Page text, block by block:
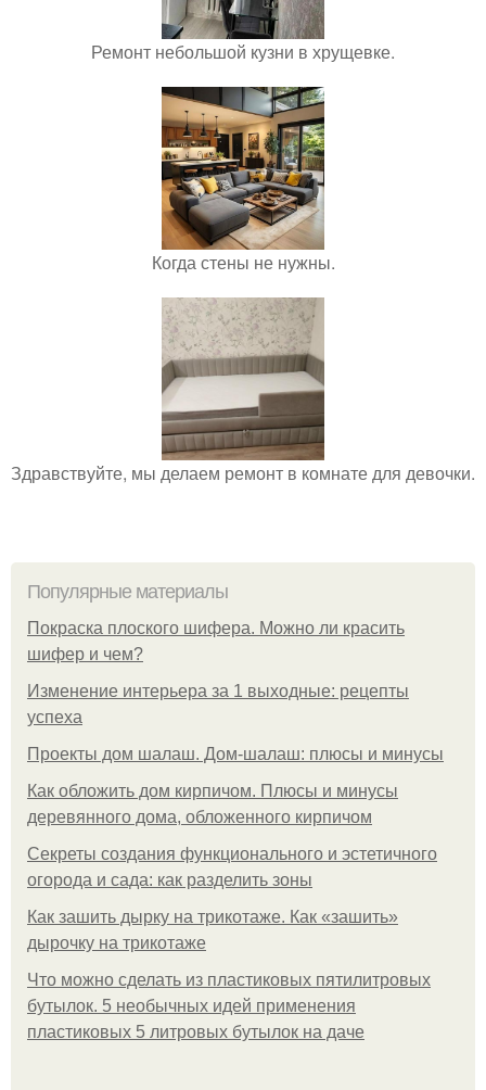
Ремонт небольшой кузни в хрущевке.
Когда стены не нужны.
Здравствуйте, мы делаем ремонт в комнате для девочки.
Популярные материалы
Покраска плоского шифера. Можно ли красить
шифер и чем?
Изменение интерьера за 1 выходные: рецепты
успеха
Проекты дом шалаш. Дом-шалаш: плюсы и минусы
Как обложить дом кирпичом. Плюсы и минусы
деревянного дома, обложенного кирпичом
Секреты создания функционального и эстетичного
огорода и сада: как разделить зоны
Как зашить дырку на трикотаже. Как «зашить»
дырочку на трикотаже
Что можно сделать из пластиковых пятилитровых
бутылок. 5 необычных идей применения
пластиковых 5 литровых бутылок на даче